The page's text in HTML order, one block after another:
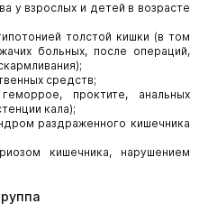
у взрослых и детей в возрасте
толстой кишки (в том
больных, после операций,
средств;
проктите, анальных
кала);
раздраженного кишечника
кишечника, нарушением